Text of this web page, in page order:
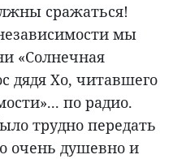
сражаться!
мы
«Солнечная
дядя Хо, читавшего
по радио.
трудно передать
очень душевно и